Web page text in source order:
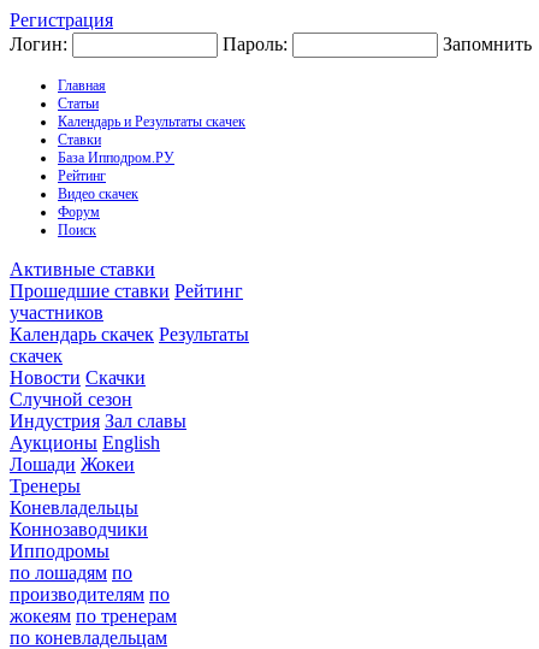
Регистрация
Логин:
Пароль: Запомнить
Главная
Статьи
Календарь и Результаты скачек
Ставки
База Ипподром.РУ
Рейтинг
Видео скачек
Форум
Поиск
Активные ставки
Прошедшие ставки Рейтинг
участников
Календарь скачек Результаты
скачек
Новости Скачки
Случной сезон
Индустрия Зал славы
Аукционы English
Лошади Жокеи
Тренеры
Коневладельцы
Коннозаводчики
Ипподромы
по лошадям по
производителям по
жокеям по тренерам
по коневладельцам